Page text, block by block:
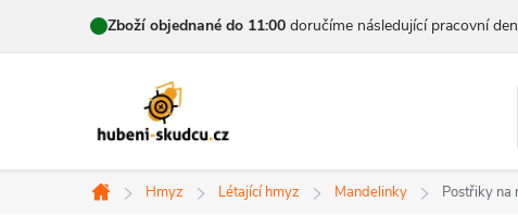
Zboží objednané do 11:00 doručíme následující pracovní den
Domů
Hmyz Létající hmyz Mandelinky Postřiky na